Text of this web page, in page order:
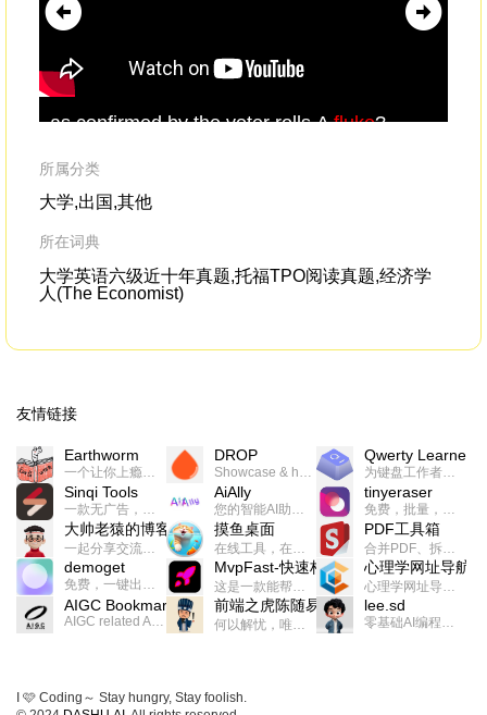
as confirmed by the voter rolls.Afluke?
same experiment.
所属分类
大学,出国,其他
所在词典
大学英语六级近十年真题,托福TPO阅读真题,经济学
人(The Economist)
友情链接
Earthworm DROP Qwerty Learner
为键盘工作者设计的单词与肌肉记忆锻炼软件
Sinqi Tools AiAlly tinyeraser
大帅老猿的博客 摸鱼桌面 PDF工具箱
合并PDF、拆分PDF、旋转PDF、裁剪PDF、转换PDF、加密PDF、解密PDF、PDF加水印等多种PDF处理功能
demoget MvpFast-快速构建网站应用
这是一款能帮助你快速构建个人网站的应用，使用最新的前端技术栈，集成登录、鉴权、手机、邮箱、数据库、博客、文章、支付等等网站所需要的功能，你只需要花几个小时开发你的核心功能就可以上线，一次购买，永久拥有
心理学网址导航
AIGC Bookmarks 前端之虎陈随易 lee.sd
I 🩷 Coding～ Stay hungry, Stay foolish.